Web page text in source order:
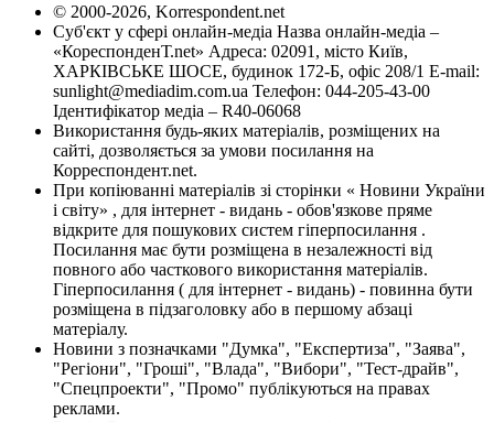
© 2000-2026, Korrespondent.net
Суб'єкт у сфері онлайн-медіа Назва онлайн-медіа –
«КореспонденТ.net» Адреса: 02091, місто Київ,
ХАРКІВСЬКЕ ШОСЕ, будинок 172-Б, офіс 208/1 E-mail:
sunlight@mediadim.com.ua Телефон: 044-205-43-00
Ідентифікатор медіа – R40-06068
Використання будь-яких матеріалів, розміщених на
сайті, дозволяється за умови посилання на
Корреспондент.net.
При копіюванні матеріалів зі сторінки « Новини України
і світу» , для інтернет - видань - обов'язкове пряме
відкрите для пошукових систем гіперпосилання .
Посилання має бути розміщена в незалежності від
повного або часткового використання матеріалів.
Гіперпосилання ( для інтернет - видань) - повинна бути
розміщена в підзаголовку або в першому абзаці
матеріалу.
Новини з позначками "Думка", "Експертиза", "Заява",
"Регіони", "Гроші", "Влада", "Вибори", "Тест-драйв",
"Спецпроекти", "Промо" публікуються на правах
реклами.